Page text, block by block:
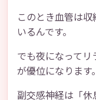
このとき血管は
いるんです。
でも夜になって
が優位になります。
副交感神経は「